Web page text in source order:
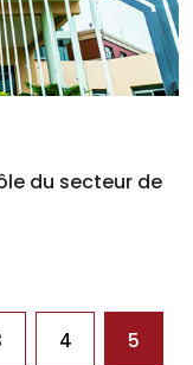
du secteur de
4 5